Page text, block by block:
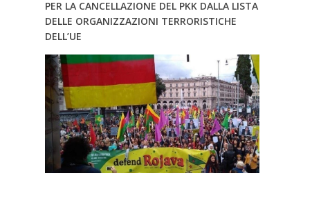
PER LA CANCELLAZIONE DEL PKK DALLA LISTA
DELLE ORGANIZZAZIONI TERRORISTICHE
DELL’UE